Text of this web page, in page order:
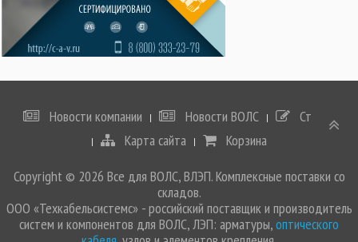
Новости компании Новости ВОЛС
Статьи
Карта сайта
Корзина
Copyright © 2026 Все для ВОЛС, ВЛЭП. Комплексные поставки со
складов.
ООО «Техкабельсистемс» - российский поставщик и производитель
систем и компонентов для ВОЛС, ЛЭП: арматуры,оптического